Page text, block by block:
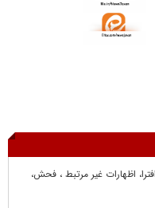
اظهارات غير مرتبط ، فحش،